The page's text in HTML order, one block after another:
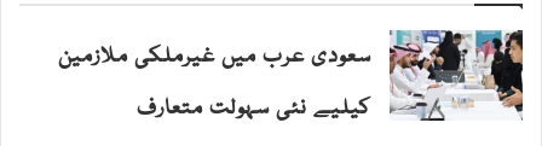
سعودی عرب میں غیرملکی ملازمین
کیلیے نئی سہولت متعارف